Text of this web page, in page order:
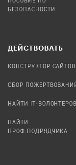
БЕЗОПАСНОСТИ
ДЕЙСТВОВАТЬ
КОНСТРУКТОР САЙТОВ
СБОР
НАЙТИ IT-ВОЛОНТЕРОВ
НАЙТИ
ПРОФ.ПОДРЯДЧИКА